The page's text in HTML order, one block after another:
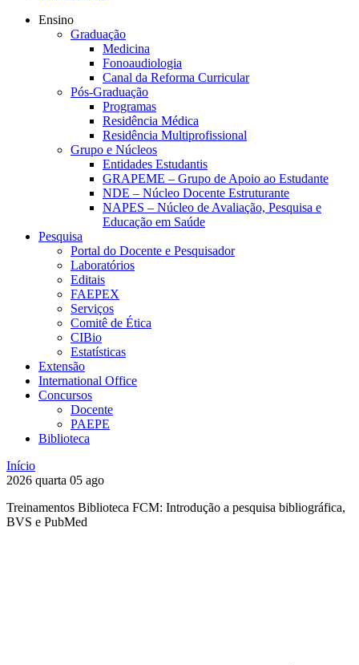
Ensino
Graduação
Medicina
Fonoaudiologia
Canal da Reforma Curricular
Pós-Graduação
Programas
Residência Médica
Residência Multiprofissional
Grupo e Núcleos
Entidades Estudantis
GRAPEME – Grupo de Apoio ao Estudante
NDE – Núcleo Docente Estruturante
NAPES – Núcleo de Avaliação, Pesquisa e
Educação em Saúde
Pesquisa
Portal do Docente e Pesquisador
Laboratórios
Editais
FAEPEX
Serviços
Comitê de Ética
CIBio
Estatísticas
Extensão
International Office
Concursos
Docente
PAEPE
Biblioteca
Início
2026 quarta 05 ago
Treinamentos Biblioteca FCM: Introdução a pesquisa bibliográfica,
BVS e PubMed